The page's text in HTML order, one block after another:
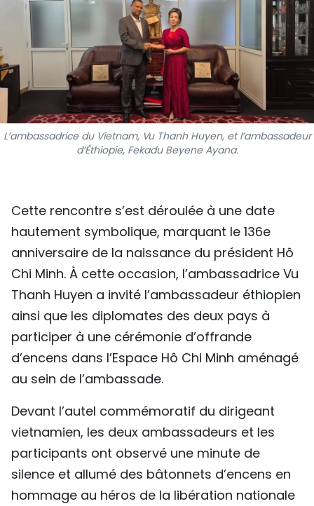
INTERNATIONAL
MÉGASTORIE
INFOGRAPHIE
PHOTO
VIDÉO
À PROPOS DU "PEUPLE"
TIẾNG VIỆT
ENGLISH
РУССКИЙ
ESPAÑOL
L’ambassadrice du Vietnam, Vu Thanh Huyen, et l’ambassadeur
d’Éthiopie, Fekadu Beyene Ayana.
Cette rencontre s’est déroulée à une date
hautement symbolique, marquant le 136e
anniversaire de la naissance du président Hô
Chi Minh. À cette occasion, l’ambassadrice Vu
Thanh Huyen a invité l’ambassadeur éthiopien
ainsi que les diplomates des deux pays à
participer à une cérémonie d’offrande
d’encens dans l’Espace Hô Chi Minh aménagé
au sein de l’ambassade.
Devant l’autel commémoratif du dirigeant
vietnamien, les deux ambassadeurs et les
participants ont observé une minute de
silence et allumé des bâtonnets d’encens en
hommage au héros de la libération nationale